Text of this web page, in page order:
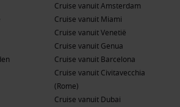
Cruise vanuit Amsterdam
Cruise vanuit Miami
Cruise vanuit Venetië
Cruise vanuit Genua
Cruise vanuit Barcelona
Cruise vanuit Civitavecchia
(Rome)
Cruise vanuit Dubai